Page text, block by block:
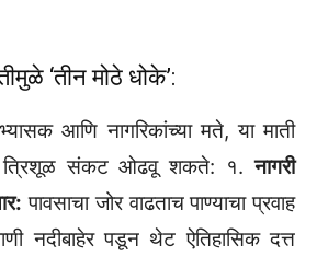
‘तीन मोठे धोके’:
आणि नागरिकांच्या मते, या माती
त्रिशूळ संकट ओढवू शकते: १.नागरी
पावसाचा जोर वाढताच पाण्याचा प्रवाह
नदीबाहेर पडून थेट ऐतिहासिक दत्त